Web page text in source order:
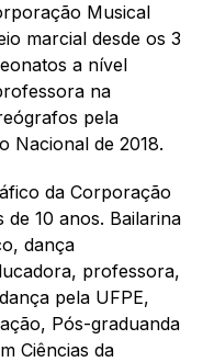
Musical
marcial desde os 3
a nível
na
pela
Nacional de 2018.
da Corporação
de 10 anos. Bailarina
dança
professora,
pela UFPE,
Pós-graduanda
Ciências da